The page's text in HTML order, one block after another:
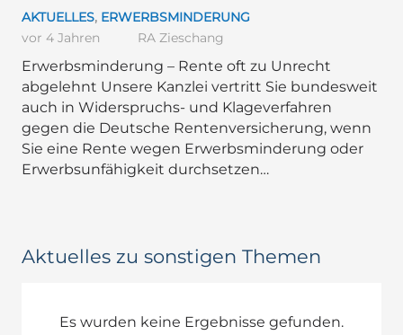
AKTUELLES, ERWERBSMINDERUNG
vor 4 Jahren
RA Zieschang
Erwerbsminderung – Rente oft zu Unrecht
abgelehnt Unsere Kanzlei vertritt Sie bundesweit
auch in Widerspruchs- und Klageverfahren
gegen die Deutsche Rentenversicherung, wenn
Sie eine Rente wegen Erwerbsminderung oder
Erwerbsunfähigkeit durchsetzen…
Aktuelles zu sonstigen Themen
Es wurden keine Ergebnisse gefunden.